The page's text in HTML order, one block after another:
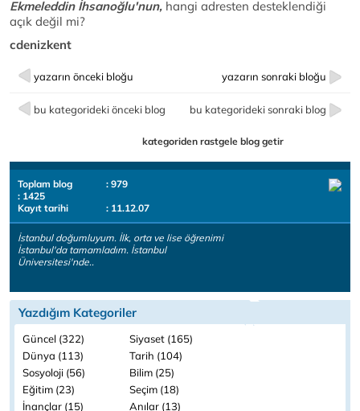
Ekmeleddin İhsanoğlu'nun, hangi adresten desteklendiği
açık değil mi?
cdenizkent
yazarın önceki bloğu yazarın sonraki bloğu
bu kategorideki önceki blog bu kategorideki sonraki blog
kategoriden rastgele blog getir
Toplam blog
: 979
: 1425
Kayıt tarihi
: 11.12.07
İstanbul doğumluyum. İlk, orta ve lise öğrenimi
İstanbul'da tamamladım. İstanbul
Üniversitesi'nde..
Yazdığım Kategoriler
Güncel (322)
Siyaset (165)
Dünya (113)
Tarih (104)
Sosyoloji (56)
Bilim (25)
Eğitim (23)
Seçim (18)
İnançlar (15)
Anılar (13)